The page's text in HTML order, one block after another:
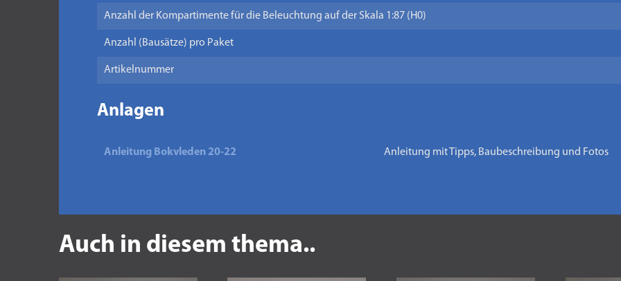
Anzahl der Kompartimente für die Beleuchtung auf der Skala 1:87 (H0)
Anzahl (Bausätze) pro Paket
Artikelnummer
Anlagen
Anleitung Bokvleden 20-22 Anleitung mit Tipps, Baubeschreibung und Fotos
Auch in diesem thema..